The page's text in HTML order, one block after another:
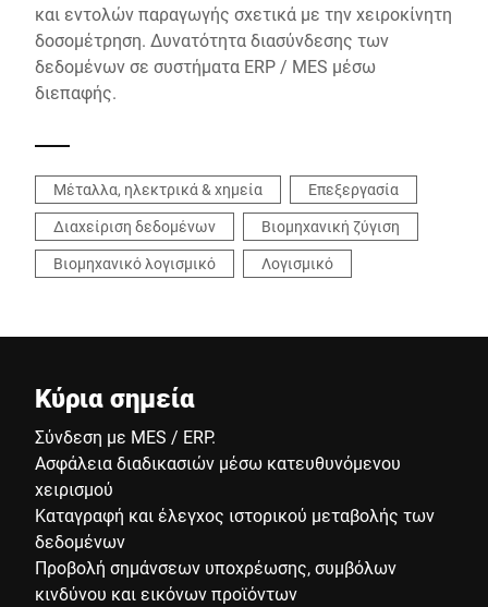
και εντολών παραγωγής σχετικά με την χειροκίνητη
δοσομέτρηση. Δυνατότητα διασύνδεσης των
δεδομένων σε συστήματα ERP / MES μέσω
διεπαφής.
Μέταλλα, ηλεκτρικά & χημεία
Επεξεργασία
Διαχείριση δεδομένων
Βιομηχανική ζύγιση
Βιομηχανικό λογισμικό
Λογισμικό
Κύρια σημεία
Σύνδεση με MES / ERP.
Ασφάλεια διαδικασιών μέσω κατευθυνόμενου
χειρισμού
Καταγραφή και έλεγχος ιστορικού μεταβολής των
δεδομένων
Προβολή σημάνσεων υποχρέωσης, συμβόλων
κινδύνου και εικόνων προϊόντων